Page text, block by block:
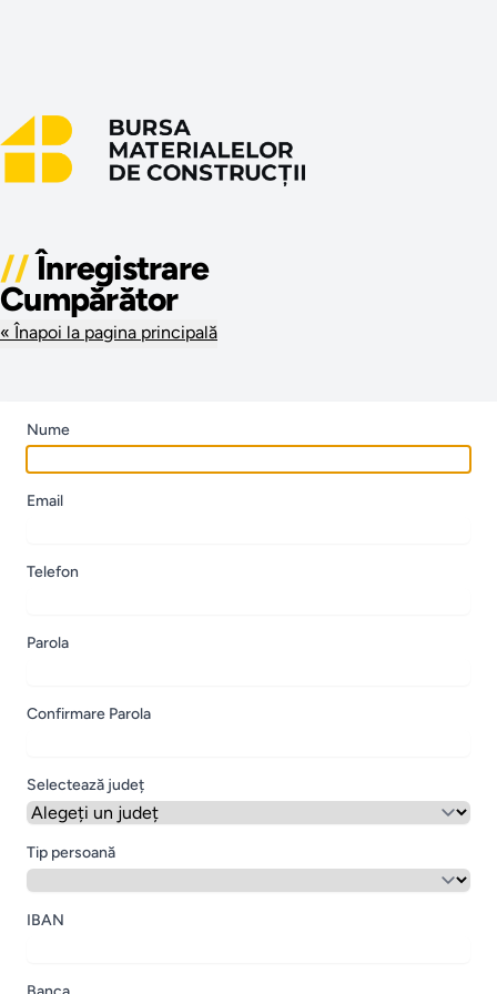
// Înregistrare
Cumpărător
« Înapoi la pagina principală
Nume
Email
Telefon
Parola
Confirmare Parola
Selectează județ
Tip persoană
IBAN